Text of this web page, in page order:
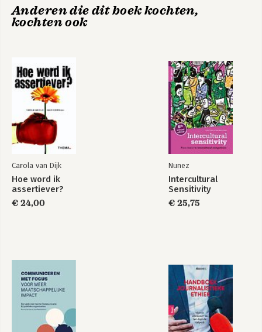
Anderen die dit boek kochten,
kochten ook
Carola van Dijk
Hoe word ik
assertiever?
€ 24,00
Nunez
Intercultural
Sensitivity
€ 25,75